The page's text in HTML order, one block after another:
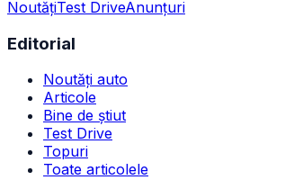
NoutățiTest DriveAnunțuri
Editorial
Noutăți auto
Articole
Bine de știut
Test Drive
Topuri
Toate articolele